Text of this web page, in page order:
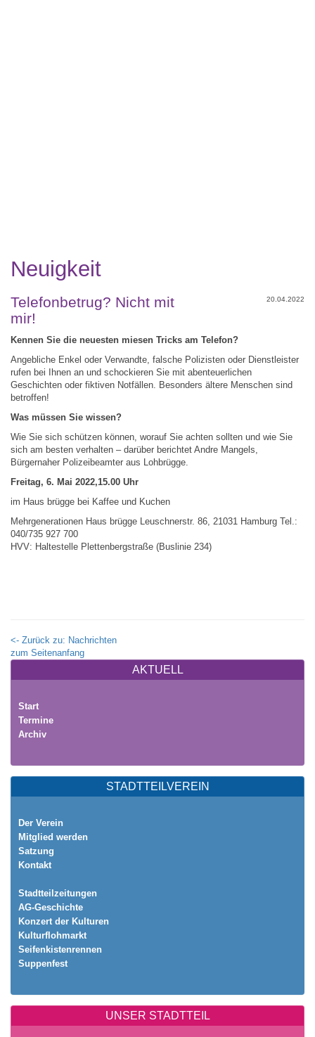
AKTUELL
Start
Termine
Archiv
STADTTEILVEREIN
Der Verein
Mitglied werden
Satzung
Kontakt
Stadtteilzeitungen
AG-Geschichte
Konzert der Kulturen
Kulturflohmarkt
Seifenkistenrennen
Suppenfest
UNSER STADTTEIL
Neuigkeit
20.04.2022
Telefonbetrug? Nicht mit
mir!
Kennen Sie die neuesten miesen Tricks am Telefon?
Angebliche Enkel oder Verwandte, falsche Polizisten oder Dienstleister
rufen bei Ihnen an und schockieren Sie mit abenteuerlichen
Geschichten oder fiktiven Notfällen. Besonders ältere Menschen sind
betroffen!
Was müssen Sie wissen?
Wie Sie sich schützen können, worauf Sie achten sollten und wie Sie
sich am besten verhalten – darüber berichtet Andre Mangels,
Bürgernaher Polizeibeamter aus Lohbrügge.
Freitag, 6. Mai 2022,15.00 Uhr
im Haus brügge bei Kaffee und Kuchen
Mehrgenerationen Haus brügge Leuschnerstr. 86, 21031 Hamburg Tel.:
040/735 927 700
HVV: Haltestelle Plettenbergstraße (Buslinie 234)
<- Zurück zu: Nachrichten
zum Seitenanfang